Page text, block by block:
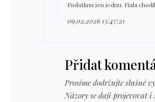
Podotknu jen jednu. Fiala
09.02.2026 15:47:21
Přidat
Prosíme dodržujte slušné
Názory se daji projevovat i